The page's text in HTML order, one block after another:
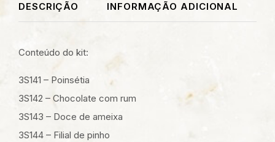
DESCRIÇÃO INFORMAÇÃO ADICIONAL
Conteúdo do kit:
3S141 – Poinsétia
3S142 – Chocolate com rum
3S143 – Doce de ameixa
3S144 – Filial de pinho